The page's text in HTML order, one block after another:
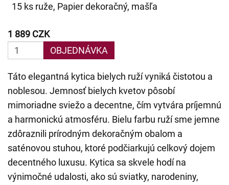
15 ks ruže, Papier dekoračný, mašľa
1 889 CZK
OBJEDNÁVKA
Táto elegantná kytica bielych ruží vyniká čistotou a
noblesou. Jemnosť bielych kvetov pôsobí
mimoriadne sviežo a decentne, čím vytvára príjemnú
a harmonickú atmosféru. Bielu farbu ruží sme jemne
zdôraznili prírodným dekoračným obalom a
saténovou stuhou, ktoré podčiarkujú celkový dojem
decentného luxusu. Kytica sa skvele hodí na
výnimočné udalosti, ako sú sviatky, narodeniny,